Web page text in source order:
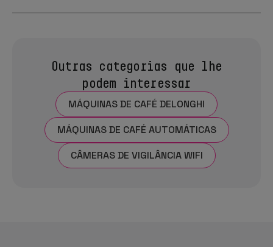
Outras categorias que lhe
podem interessar
MÁQUINAS DE CAFÉ DELONGHI
MÁQUINAS DE CAFÉ AUTOMÁTICAS
CÂMERAS DE VIGILÂNCIA WIFI